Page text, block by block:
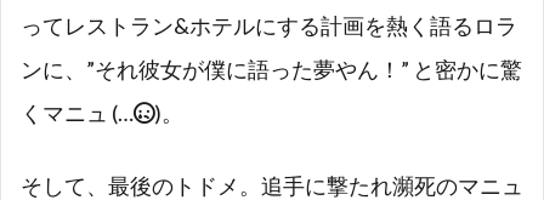
ってレストラン&ホテルにする計画を熱く語るロラ
ンに、”それ彼女が僕に語った夢やん！” と密かに驚
くマニュ (…
)。
そして、最後のトドメ。追手に撃たれ瀕死のマニュ